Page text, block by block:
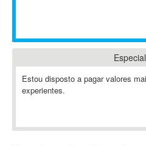
Ableton
Ableton Push
Abstract
Estou disposto a pagar valores
experientes.